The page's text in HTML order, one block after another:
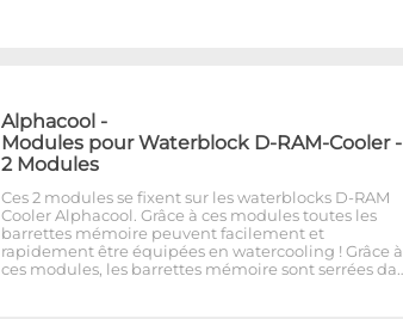
Alphacool -
Modules pour Waterblock D-RAM-Cooler -
2 Modules
Ces 2 modules se fixent sur les waterblocks D-RAM
Cooler Alphacool. Grâce à ces modules toutes les
barrettes mémoire peuvent facilement et
rapidement être équipées en watercooling ! Grâce à
ces modules, les barrettes mémoire sont serrées da…